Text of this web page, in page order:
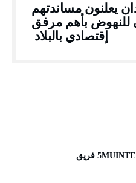
يعلنون مساندتهم
للنهوض بأهم مرفق
إقتصادي بالبلاد